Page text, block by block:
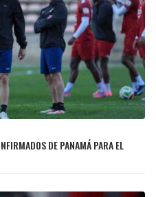
DE PANAMÁ PARA EL